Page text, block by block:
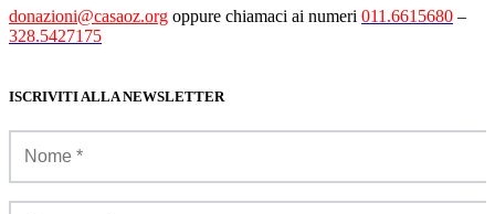
donazioni@casaoz.org oppure chiamaci ai numeri 011.6615680 –
328.5427175
ISCRIVITI ALLA NEWSLETTER